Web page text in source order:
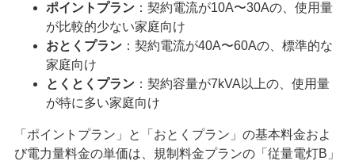
ポイントプラン：契約電流が10A〜30Aの、使用量
が比較的少ない家庭向け
おとくプラン：契約電流が40A〜60Aの、標準的な
家庭向け
とくとくプラン：契約容量が7kVA以上の、使用量
が特に多い家庭向け
「ポイントプラン」と「おとくプラン」の基本料金およ
び電力量料金の単価は、規制料金プランの「従量電灯B」